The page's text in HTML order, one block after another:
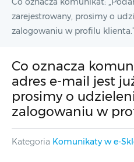
zarejestrowany, prosimy o
zalogowaniu w profilu klienta.”
Co oznacza
adres e-mail jest
prosimy o
zalogowaniu w
Kategoria Komunikaty w e-